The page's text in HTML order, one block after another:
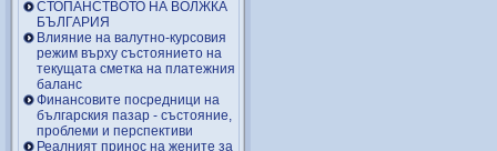
СТОПАНСТВОТО НА ВОЛЖКА
БЪЛГАРИЯ
Влияние на валутно-курсовия
режим върху състоянието на
текущата сметка на платежния
баланс
Финансовите посредници на
българския пазар - състояние,
проблеми и перспективи
Реалният принос на жените за